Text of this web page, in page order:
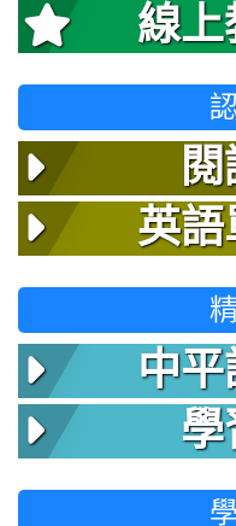
線上
英語
中
學